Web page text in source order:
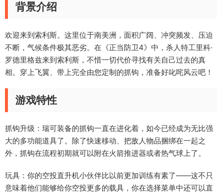
背景介绍
欢迎来到索利斯。这里位于南美洲，面积广阔、冲突频发、压迫
不断，气候条件极其恶劣。在《正当防卫4》中，杀人特工里科·
罗德里格兹来到索利斯，不惜一切代价寻找有关自己过去的真
相。穿上飞翼、带上完全由您定制的抓钩，准备好叱咤风云吧！
游戏特性
抓钩升级：瑞可装备的抓钩一直在进化着，如今已经成为无比强
大的多功能道具了。除了快速移动、把敌人物品捆绑在一起之
外，抓钩在流程初期就可以附在火箭推进器或者热气球上了。
玩具：你的空投直升机小伙伴比以前更加训练有素了——这不只
意味着他们能够给你空投更多的载具，你在选择菜单中还可以直